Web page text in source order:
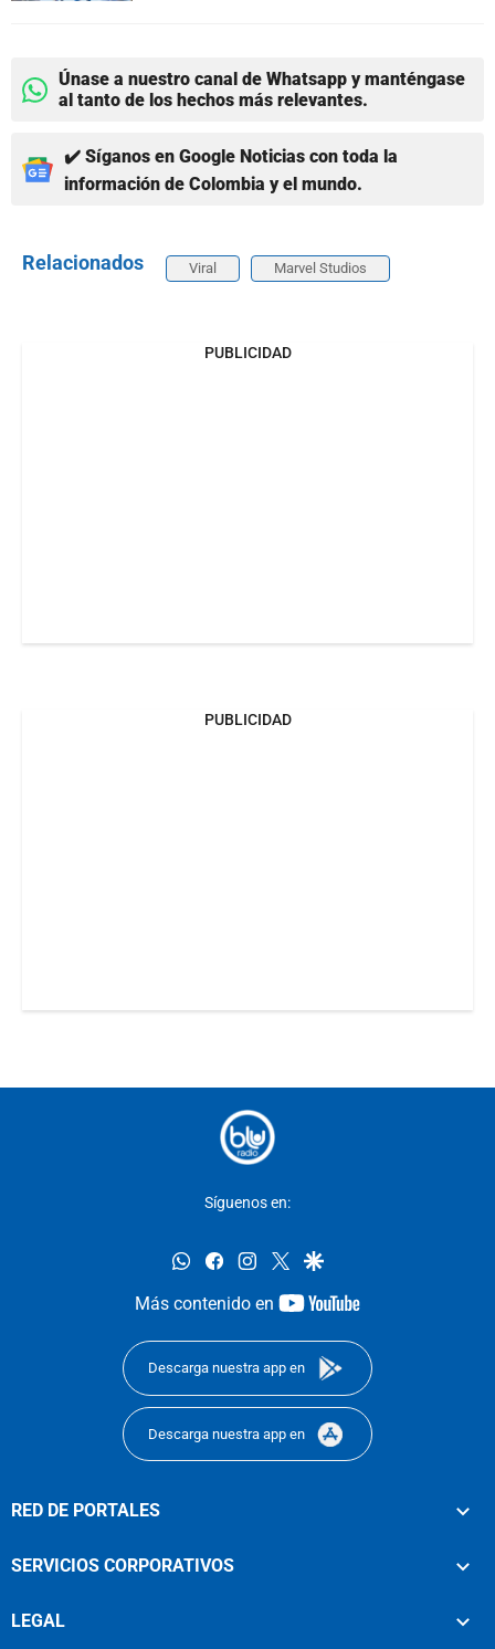
Únase a nuestro canal de Whatsapp y manténgase
al tanto de los hechos más relevantes.
✔️ Síganos en Google Noticias con toda la
información de Colombia y el mundo.
Relacionados Viral Marvel Studios
PUBLICIDAD
PUBLICIDAD
Síguenos en:
whatsappfacebookinstagram
twittergoogle
Más contenido en
youtube-
Descarga nuestra app en
Descarga nuestra app en
RED DE PORTALES
SERVICIOS CORPORATIVOS
LEGAL